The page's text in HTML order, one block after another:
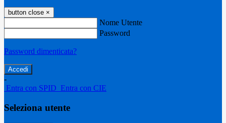
button close ×
Nome Utente
Password
Password dimenticata?
-
Entra con SPID Entra con CIE
Seleziona utente